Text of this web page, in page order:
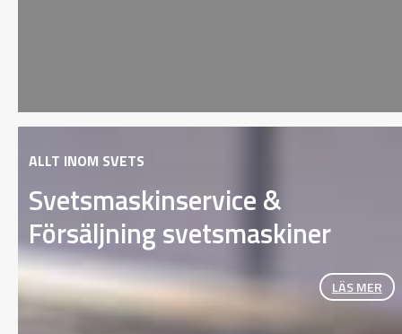
ALLT INOM SVETS
Svetsmaskinservice &
Försäljning svetsmaskiner
LÄS MER